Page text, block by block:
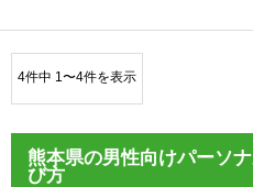
4件中 1〜4件を表示
熊本県の男性向けパーソ
び方